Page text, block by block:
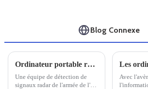
Blog Connexe
Ordinateur portable robuste Univitech C159 pour le système de détection EMR
Une équipe de détection de
signaux radar de l'armée de l'air
Avec